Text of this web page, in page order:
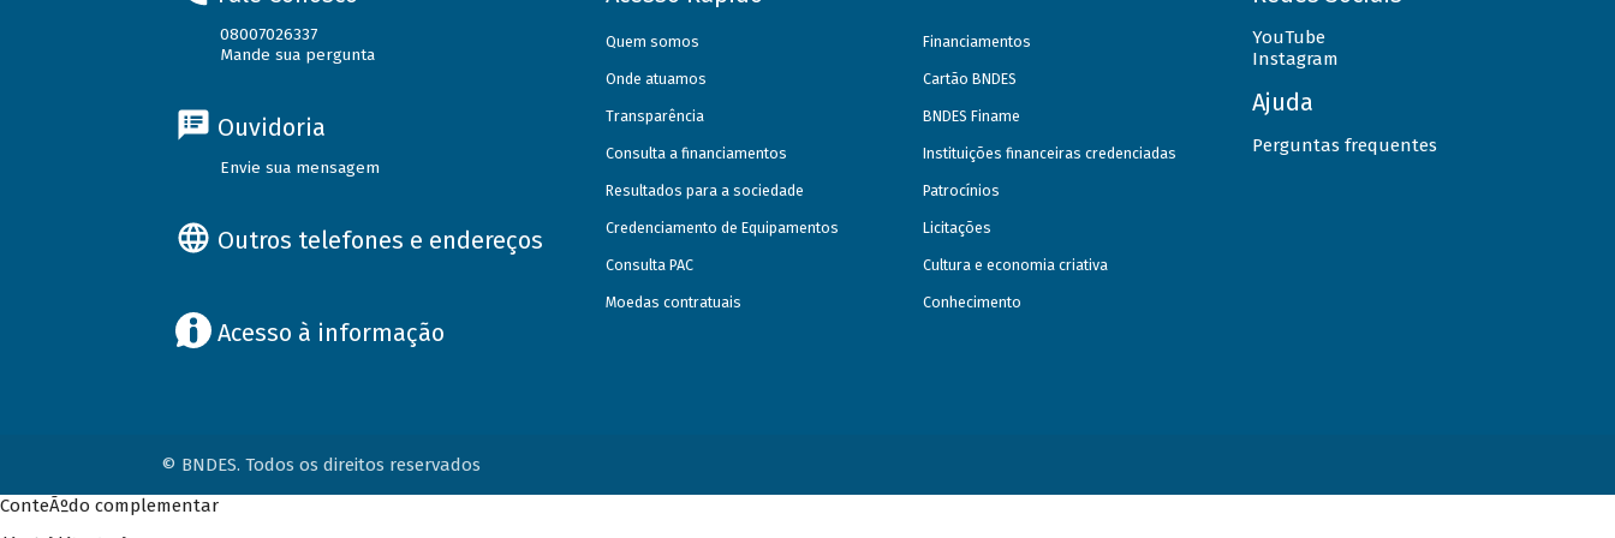
08007026337
Mande sua pergunta
Ouvidoria
Envie sua mensagem
Outros telefones e endereços
Acesso à informação
Quem somos
Onde atuamos
Transparência
Consulta a financiamentos
Resultados para a sociedade
Credenciamento de Equipamentos
Consulta PAC
Moedas contratuais
Financiamentos
Cartão BNDES
BNDES Finame
Instituições financeiras credenciadas
Patrocínios
Licitações
Cultura e economia criativa
Conhecimento
YouTube
Instagram
Ajuda
Perguntas frequentes
© BNDES. Todos os direitos reservados
ConteÃºdo complementar